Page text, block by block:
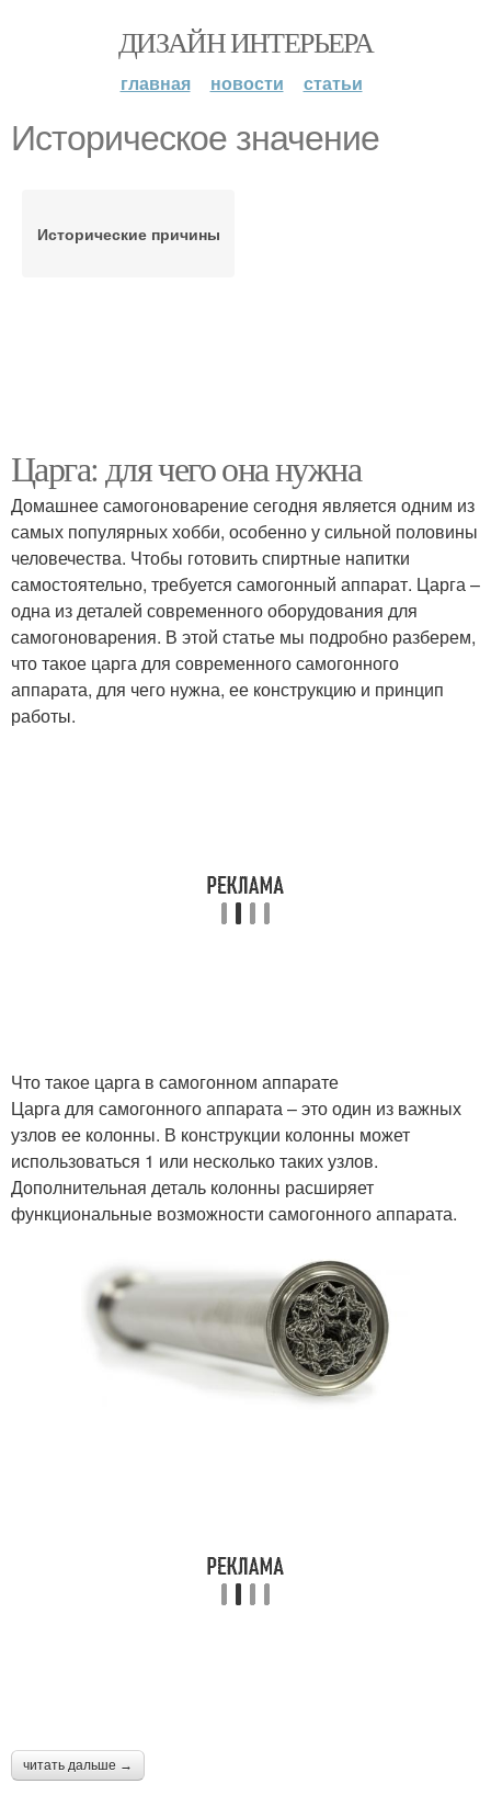
ДИЗАЙН ИНТЕРЬЕРА
главная новости статьи
Историческое значение
Исторические причины
Царга: для чего она нужна
Домашнее самогоноварение сегодня является одним из
самых популярных хобби, особенно у сильной половины
человечества. Чтобы готовить спиртные напитки
самостоятельно, требуется самогонный аппарат. Царга –
одна из деталей современного оборудования для
самогоноварения. В этой статье мы подробно разберем,
что такое царга для современного самогонного
аппарата, для чего нужна, ее конструкцию и принцип
работы.
Что такое царга в самогонном аппарате
Царга для самогонного аппарата – это один из важных
узлов ее колонны. В конструкции колонны может
использоваться 1 или несколько таких узлов.
Дополнительная деталь колонны расширяет
функциональные возможности самогонного аппарата.
читать дальше →